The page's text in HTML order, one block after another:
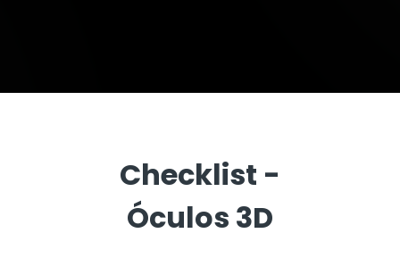
Checklist -
Óculos 3D